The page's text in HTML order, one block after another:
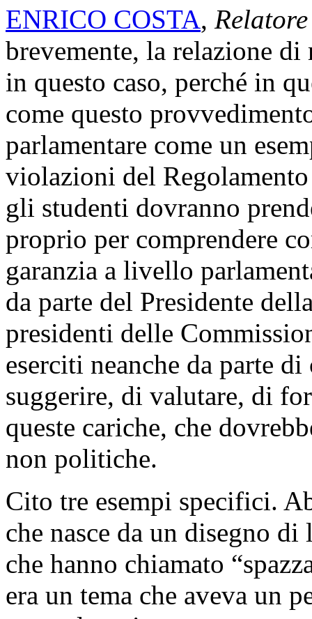
ENRICO COSTA,
brevemente, la relazione
in questo caso, perché in
come questo
parlamentare come un
violazioni del
gli studenti dovranno
proprio per comprendere
garanzia a livello
da parte del Presidente
presidenti delle
eserciti neanche da parte
suggerire, di valutare, di
queste cariche, che
non politiche.
Cito tre esempi specifici.
che nasce da un disegno
che hanno chiamato
era un tema che aveva un